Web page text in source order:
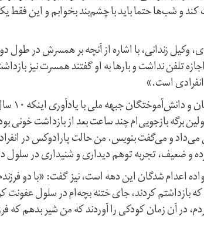
و شب‌ها حتما باید با چشم‌بند بخوابم و این فقط
وکیل زندانی، با اشاره از آنچه بر همسرش در طول
تلفن نداشت و بارها به او گفتند همسرت نیز
است.»
محمدرضا
برگه بازجویی‌ام چند ساعت بعد از بازداشت خونی
می‌داد و می‌گفت بنویس. من حالت پارادوکس در
و ضعیف، تجربه توهم دیداری و شنیداری در
بازداشتم کردند، جای ختنه بچه‌ام در سلول عفونت
در آن زمان کودکی را آوردند که من شیر بدهم که